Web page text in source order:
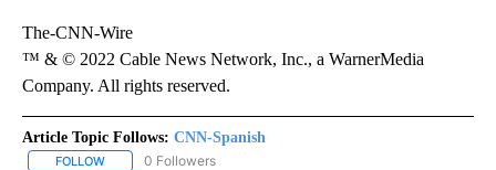
The-CNN-Wire
™ & © 2022 Cable News Network, Inc., a WarnerMedia
Company. All rights reserved.
Article Topic Follows: CNN-Spanish
FOLLOW FOLLOW "CNN-SPANISH" TO RECEIVE NOTIFICATIONS ABOUT
0 Followers